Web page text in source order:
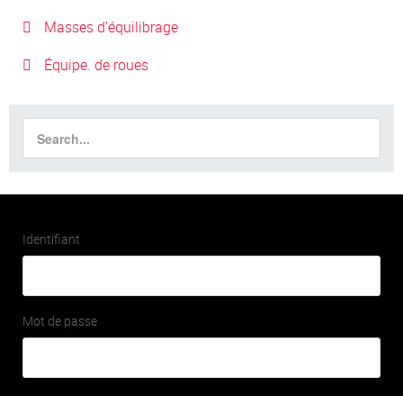
Masses d’équilibrage
Équipe. de roues
Identifiant
Mot de passe